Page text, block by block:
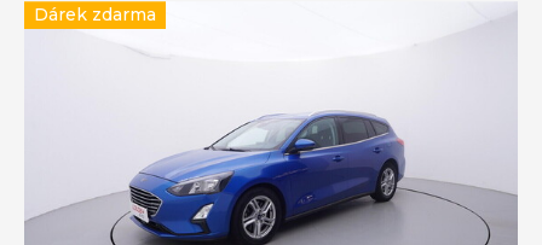
Dárek zdarma